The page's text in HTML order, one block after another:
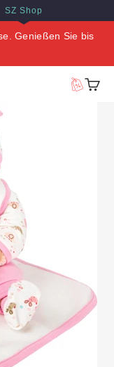
SZ Shop
Genießen Sie bis